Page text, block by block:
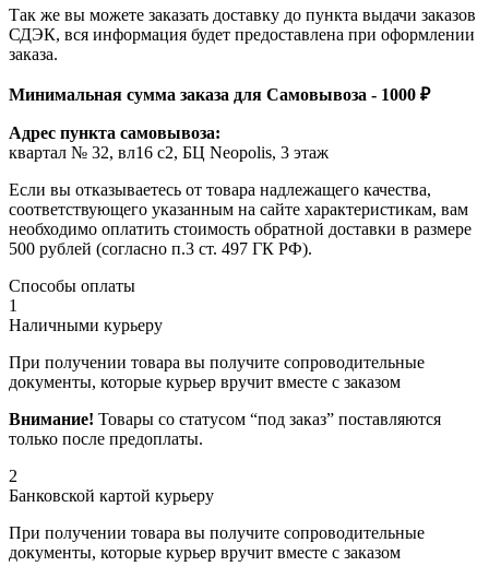
Так же вы можете заказать доставку до пункта выдачи заказов
СДЭК, вся информация будет предоставлена при оформлении
заказа.
Минимальная сумма заказа для Самовывоза - 1000 ₽
Адрес пункта самовывоза:
квартал № 32, вл16 с2, БЦ Neopolis, 3 этаж
Если вы отказываетесь от товара надлежащего качества,
соответствующего указанным на сайте характеристикам, вам
необходимо оплатить стоимость обратной доставки в размере
500 рублей (согласно п.3 ст. 497 ГК РФ).
Способы оплаты
1
Наличными курьеру
При получении товара вы получите сопроводительные
документы, которые курьер вручит вместе с заказом
Внимание! Товары со статусом “под заказ” поставляются
только после предоплаты.
2
Банковской картой курьеру
При получении товара вы получите сопроводительные
документы, которые курьер вручит вместе с заказом